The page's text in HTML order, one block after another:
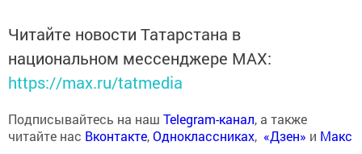
Читайте новости Татарстана в
национальном мессенджере MАХ:
https://max.ru/tatmedia
Подписывайтесь на наш Telegram-канал, а также
читайте нас Вконтакте,Одноклассниках, «Дзен» и Макс